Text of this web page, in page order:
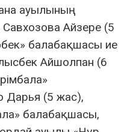
ауылының
Айзере (5
балабақшасы ие
Айшолпан (6
Дарья (5 жас),
балабақшасы,